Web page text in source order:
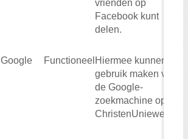
vrienden op
Facebook kunt
delen.
Google Functioneel Hiermee kunnen wij
gebruik maken van
de Google-
zoekmachine op de
ChristenUniewebsite